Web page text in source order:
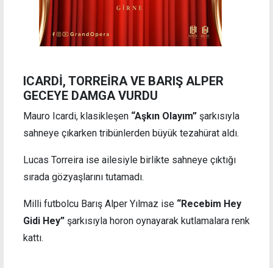
ICARDİ, TORREİRA VE BARIŞ ALPER
GECEYE DAMGA VURDU
Mauro Icardi, klasikleşen “Aşkın Olayım” şarkısıyla
sahneye çıkarken tribünlerden büyük tezahürat aldı.
Lucas Torreira ise ailesiyle birlikte sahneye çıktığı
sırada gözyaşlarını tutamadı.
Milli futbolcu Barış Alper Yılmaz ise “Recebim Hey
Gidi Hey” şarkısıyla horon oynayarak kutlamalara renk
kattı.